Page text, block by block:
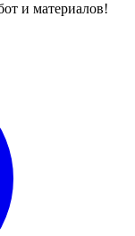
и материалов!